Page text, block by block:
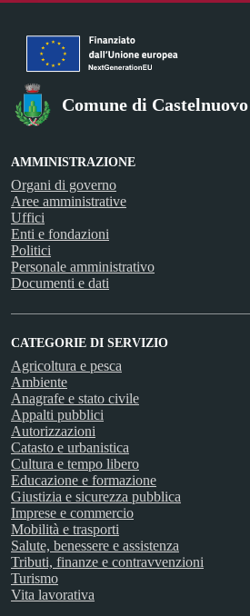
Comune di
AMMINISTRAZIONE
Organi di governo
Aree amministrative
Uffici
Enti e fondazioni
Politici
Personale amministrativo
Documenti e dati
CATEGORIE DI SERVIZIO
Agricoltura e pesca
Ambiente
Anagrafe e stato civile
Appalti pubblici
Autorizzazioni
Catasto e urbanistica
Cultura e tempo libero
Educazione e formazione
Giustizia e sicurezza pubblica
Imprese e commercio
Mobilità e trasporti
Salute, benessere e assistenza
Tributi, finanze e contravvenzioni
Turismo
Vita lavorativa